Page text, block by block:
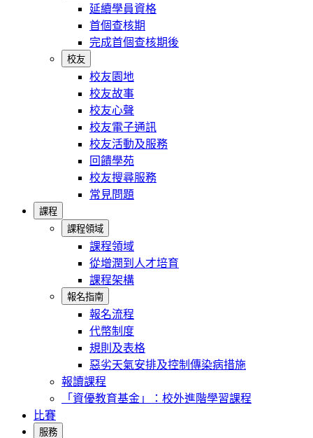
延續學員資格
首個查核期
完成首個查核期後
校友
校友園地
校友故事
校友心聲
校友電子通訊
校友活動及服務
回饋學苑
校友搜尋服務
常見問題
課程
課程領域
課程領域
從增潤到人才培育
課程架構
報名指南
報名流程
代幣制度
規則及表格
惡劣天氣安排及控制傳染病措施
報讀課程
「資優教育基金」：校外進階學習課程
比賽
服務